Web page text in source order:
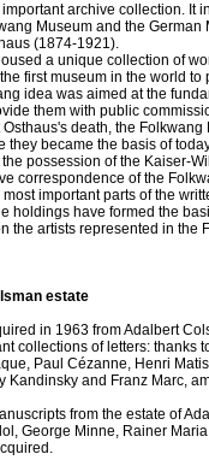
archive collection.
Museum and the
(1874-1921).
a unique collection of
first museum in the world
idea was aimed at the
them with public
Osthaus's death, the
they became the basis of
possession of the Kaiser-
correspondence of the
important parts of the
holdings have formed the
the artists represented in
estate
in 1963 from Adalbert
collections of letters: thanks
Paul Cézanne, Henri
Kandinsky and Franz Marc,
from the estate of
George Minne, Rainer